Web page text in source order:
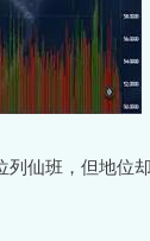
仙班，但地位